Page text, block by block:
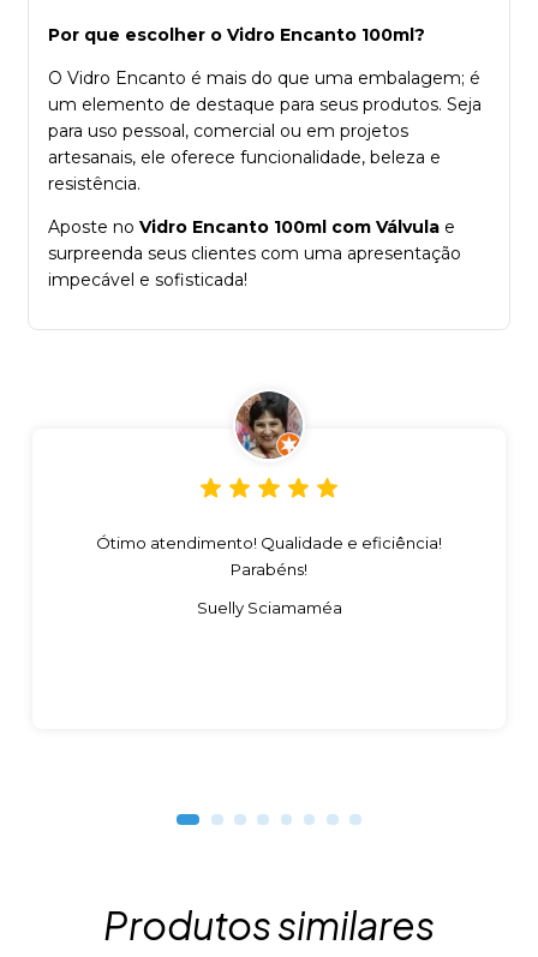
Por que escolher o Vidro Encanto 100ml?
O Vidro Encanto é mais do que uma embalagem; é
um elemento de destaque para seus produtos. Seja
para uso pessoal, comercial ou em projetos
artesanais, ele oferece funcionalidade, beleza e
resistência.
Aposte no Vidro Encanto 100ml com Válvula e
surpreenda seus clientes com uma apresentação
impecável e sofisticada!
Ótimo atendimento! Qualidade e eficiência!
Parabéns!
Suelly Sciamaméa
Produtos similares